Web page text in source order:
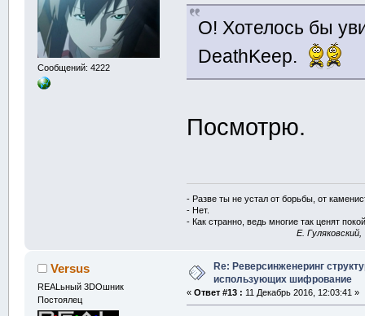
Сообщений: 4222
О! Хотелось бы
DeathKeep.
Посмотрю.
- Разве ты не устал от борьбы, от
- Нет.
- Как странно, ведь многие так ценят
E.
Versus
REALьный 3DOшник
Постоялец
Re: Реверсинженеринг
использующих шифрование
«Ответ #13 : 11 Декабрь 2016, 12:03:41 »